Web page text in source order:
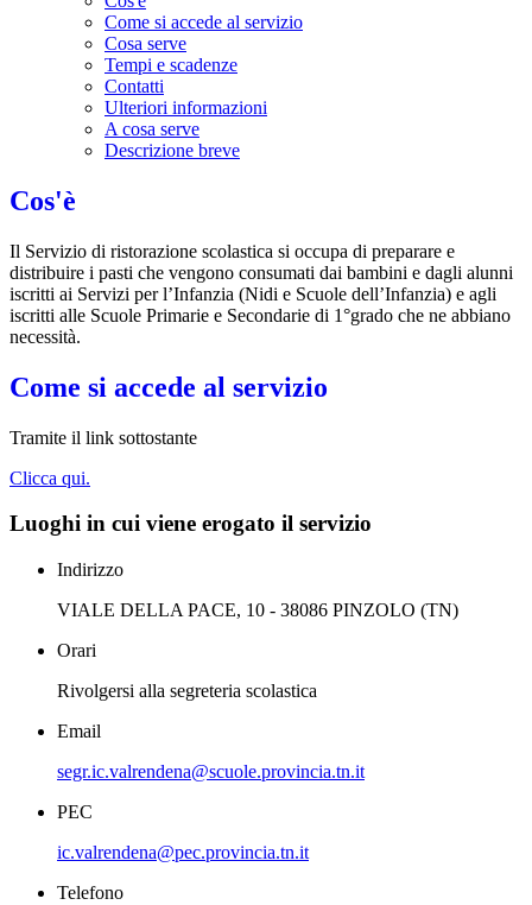
Come si accede al servizio
Cosa serve
Tempi e scadenze
Contatti
Ulteriori informazioni
A cosa serve
Descrizione breve
Cos'è
Il Servizio di ristorazione scolastica si occupa di preparare e
distribuire i pasti che vengono consumati dai bambini e dagli alunni
iscritti ai Servizi per l’Infanzia (Nidi e Scuole dell’Infanzia) e agli
iscritti alle Scuole Primarie e Secondarie di 1°grado che ne abbiano
necessità.
Come si accede al servizio
Tramite il link sottostante
Clicca qui.
Luoghi in cui viene erogato il servizio
Indirizzo
VIALE DELLA PACE, 10 - 38086 PINZOLO (TN)
Orari
Rivolgersi alla segreteria scolastica
Email
segr.ic.valrendena@scuole.provincia.tn.it
PEC
ic.valrendena@pec.provincia.tn.it
Telefono